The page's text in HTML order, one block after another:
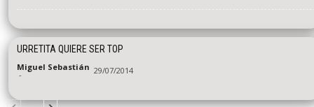
URRETITA QUIERE SER TOP
Miguel Sebastián
- 29/07/2014